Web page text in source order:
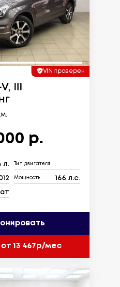
VIN проверен
III
р.
л. Тип двигателя:
Мощность: 166 л.с.
13 467р/мес